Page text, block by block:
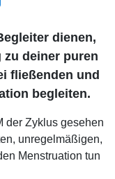
dienen,
zu deiner puren
fließenden und
begleiten.
der Zyklus gesehen
unregelmäßigen,
Menstruation tun